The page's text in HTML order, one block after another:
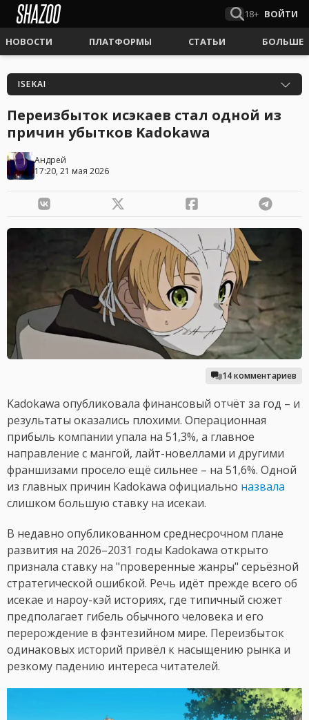
18+ ВОЙТИ
НОВОСТИ ПЛАТФОРМЫ СТАТЬИ БОЛЬШЕ
ISEKAI
Переизбыток исэкаев стал одной из
причин убытков Kadokawa
Андрей
17:20, 21 мая 2026
14 комментариев
Kadokawa опубликовала финансовый отчёт за год – и
результаты оказались плохими. Операционная
прибыль компании упала на 51,3%, а главное
направление с мангой, лайт-новеллами и другими
франшизами просело ещё сильнее – на 51,6%. Одной
из главных причин Kadokawa официально назвала
слишком большую ставку на исекаи.
В недавно опубликованном среднесрочном плане
развития на 2026–2031 годы Kadokawa открыто
признала ставку на "проверенные жанры" серьёзной
стратегической ошибкой. Речь идёт прежде всего об
исекае и нароу-кэй историях, где типичный сюжет
предполагает гибель обычного человека и его
перерождение в фэнтезийном мире. Переизбыток
одинаковых историй привёл к насыщению рынка и
резкому падению интереса читателей.